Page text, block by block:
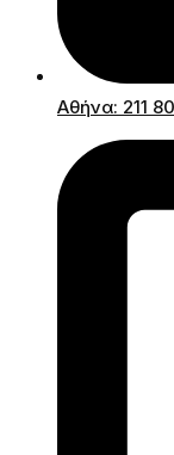
Αθήνα: 211